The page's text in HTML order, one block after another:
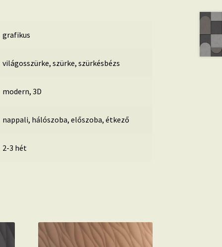
grafikus
világosszürke, szürke, szürkésbézs
modern, 3D
nappali, hálószoba, előszoba, étkező
2-3 hét